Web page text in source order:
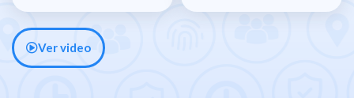
Ver video